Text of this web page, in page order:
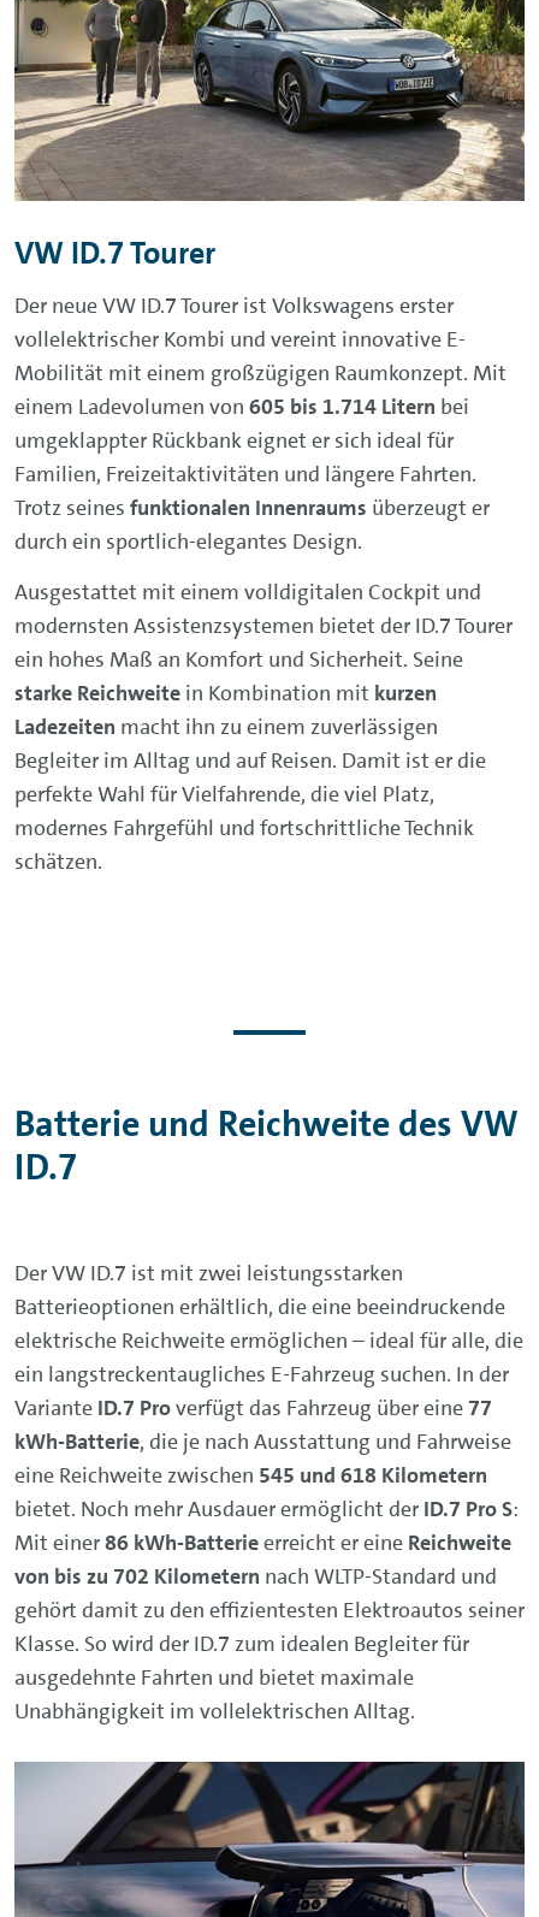
VW ID.7 Tourer
Der neue VW ID.7 Tourer ist Volkswagens erster
vollelektrischer Kombi und vereint innovative E-
Mobilität mit einem großzügigen Raumkonzept. Mit
einem Ladevolumen von 605 bis 1.714 Litern bei
umgeklappter Rückbank eignet er sich ideal für
Familien, Freizeitaktivitäten und längere Fahrten.
Trotz seines funktionalen Innenraums überzeugt er
durch ein sportlich-elegantes Design.
Ausgestattet mit einem volldigitalen Cockpit und
modernsten Assistenzsystemen bietet der ID.7 Tourer
ein hohes Maß an Komfort und Sicherheit. Seine
starke Reichweite in Kombination mit kurzen
Ladezeiten macht ihn zu einem zuverlässigen
Begleiter im Alltag und auf Reisen. Damit ist er die
perfekte Wahl für Vielfahrende, die viel Platz,
modernes Fahrgefühl und fortschrittliche Technik
schätzen.
Batterie und Reichweite des VW
ID.7
Der VW ID.7 ist mit zwei leistungsstarken
Batterieoptionen erhältlich, die eine beeindruckende
elektrische Reichweite ermöglichen – ideal für alle, die
ein langstreckentaugliches E-Fahrzeug suchen. In der
Variante ID.7 Proverfügt das Fahrzeug über eine 77
kWh-Batterie, die je nach Ausstattung und Fahrweise
eine Reichweite zwischen 545 und 618 Kilometern
bietet. Noch mehr Ausdauer ermöglicht der ID.7 Pro S:
Mit einer86 kWh-Batterieerreicht er eine Reichweite
von bis zu 702 Kilometern nach WLTP-Standard und
gehört damit zu den effizientesten Elektroautos seiner
Klasse. So wird der ID.7 zum idealen Begleiter für
ausgedehnte Fahrten und bietet maximale
Unabhängigkeit im vollelektrischen Alltag.